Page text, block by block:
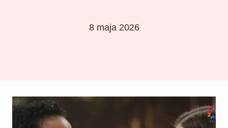
8 maja 2026